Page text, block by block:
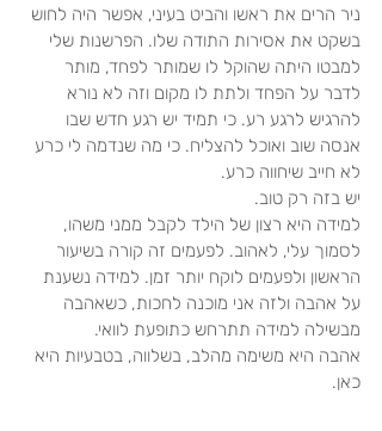
ניר הרים את ראשו והביט בעיני, אפשר היה לחוש
בשקט את אסירות התודה שלו. הפרשנות שלי
למבטו היתה שהוקל לו שמותר לפחד, מותר
לדבר על הפחד ולתת לו מקום וזה לא נורא
להרגיש לרגע רע. כי תמיד יש רגע חדש שבו
אנסה שוב ואוכל להצליח. כי מה שנדמה לי כרע
לא חייב שיחווה כרע.
יש בזה רק טוב.
למידה היא רצון של הילד לקבל ממני משהו,
לסמוך עלי, לאהוב. לפעמים זה קורה בשיעור
הראשון ולפעמים לוקח יותר זמן. למידה נשענת
על אהבה ולזה אני מוכנה לחכות, כשאהבה
מבשילה למידה תתרחש כתופעת לוואי.
אהבה היא משימה מהלב, בשלווה, בטבעיות היא
כאן.